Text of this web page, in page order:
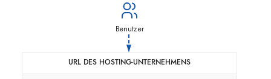
Benutzer
URL DES HOSTING-UNTERNEHMENS